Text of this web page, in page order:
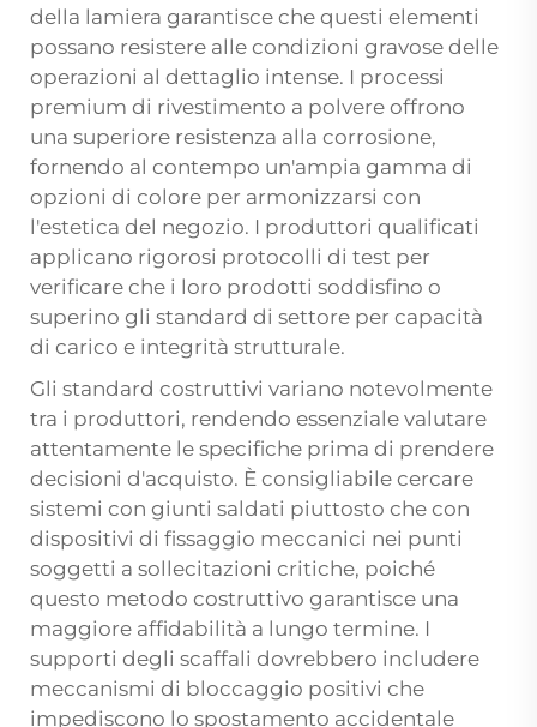
della lamiera garantisce che questi elementi
possano resistere alle condizioni gravose delle
operazioni al dettaglio intense. I processi
premium di rivestimento a polvere offrono
una superiore resistenza alla corrosione,
fornendo al contempo un'ampia gamma di
opzioni di colore per armonizzarsi con
l'estetica del negozio. I produttori qualificati
applicano rigorosi protocolli di test per
verificare che i loro prodotti soddisfino o
superino gli standard di settore per capacità
di carico e integrità strutturale.
Gli standard costruttivi variano notevolmente
tra i produttori, rendendo essenziale valutare
attentamente le specifiche prima di prendere
decisioni d'acquisto. È consigliabile cercare
sistemi con giunti saldati piuttosto che con
dispositivi di fissaggio meccanici nei punti
soggetti a sollecitazioni critiche, poiché
questo metodo costruttivo garantisce una
maggiore affidabilità a lungo termine. I
supporti degli scaffali dovrebbero includere
meccanismi di bloccaggio positivi che
impediscono lo spostamento accidentale